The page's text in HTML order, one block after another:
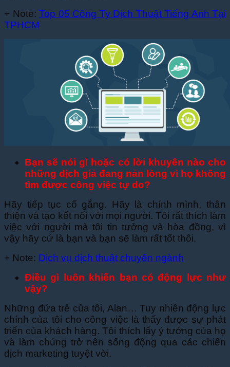
+ Note: Top 05 Công Ty Dịch Thuật Tiếng Anh Tại
TPHCM
Bạn sẽ nói gì hoặc có lời khuyên nào cho
những dịch giả đang nản lòng vì họ không
tìm được công việc tự do?
Hãy tiếp tục cố gắng. Hãy là chính mình, thân
thiện và tạo kết nối với mọi người. Tôi rất thích làm
việc với người mà tôi tin tưởng và hòa đồng, vì
vậy hãy cứ là bạn và bạn sẽ làm rất tốt thôi.
+ Note: Dịch vụ dịch thuật chuyên ngành
Điều gì luôn khiến bạn có động lực như
vậy?
Những đứa trẻ của tôi, Alan… Tuy nhiên động lực
chính của tôi cho công việc là thấy được sự phát
triển của khách hàng. Tôi thích lấy ý tưởng của họ
và làm chúng trở nên sống động qua các chiến
dịch marketing tuyệt vời.